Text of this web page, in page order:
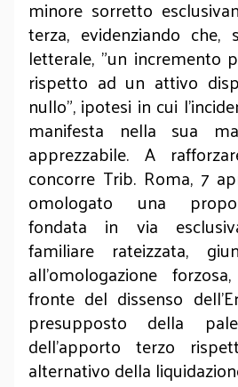
minore sorretto
terza, evidenziando
letterale, "un incremento
rispetto ad un attivo
nullo", ipotesi in cui
manifesta nella sua
apprezzabile. A
concorre Trib. Roma, 7
omologato una
fondata in via
familiare rateizzata,
all'omologazione forzosa,
fronte del dissenso
presupposto della
dell'apporto terzo
alternativo della